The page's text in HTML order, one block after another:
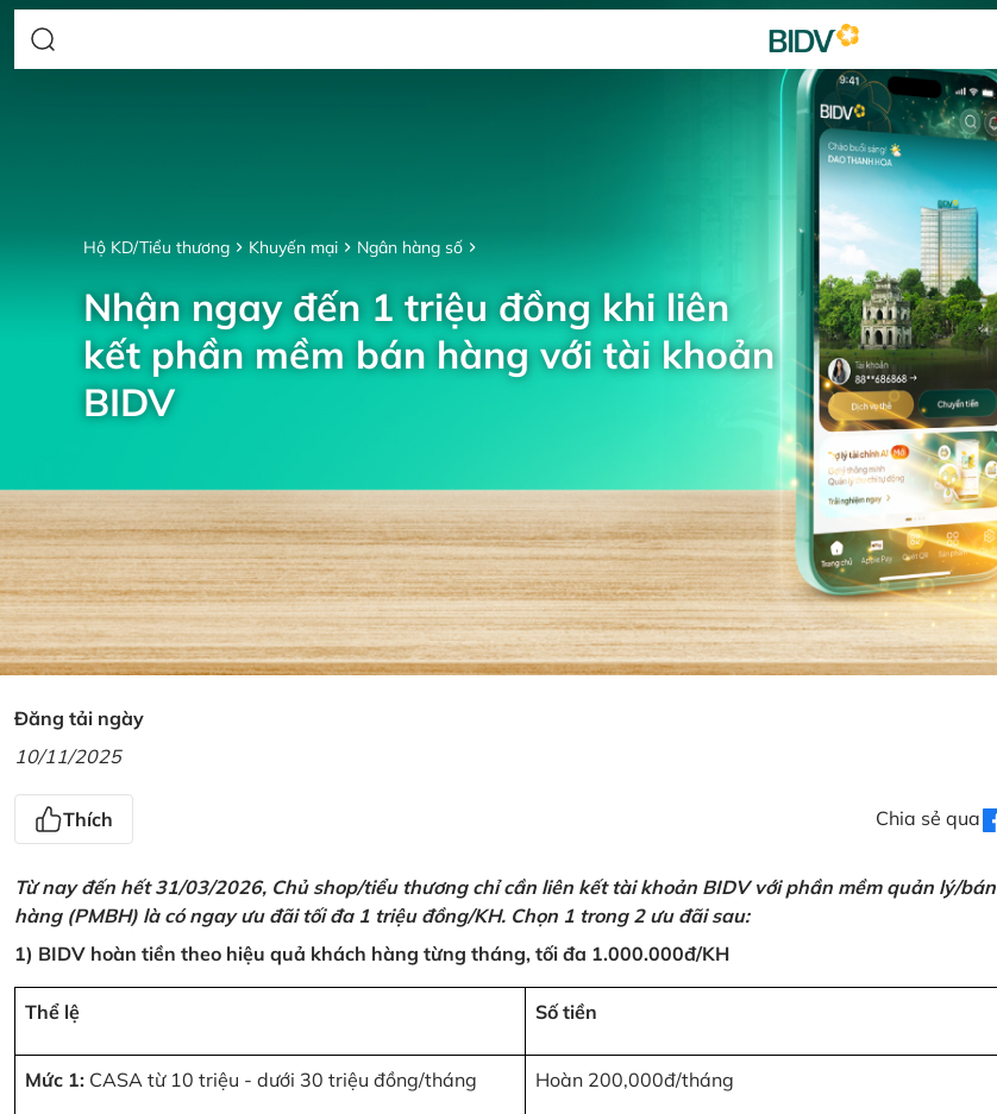
Hộ KD/Tiểu thương Khuyến mại Ngân hàng số
Nhận ngay đến 1 triệu đồng khi liên
kết phần mềm bán hàng với tài khoản
BIDV
Đăng tải ngày
10/11/2025
Thích Chia sẻ qua
Từ nay đến hết 31/03/2026, Chủ shop/tiểu thương chỉ cần liên kết tài khoản BIDV với phần mềm quản lý/bán
hàng (PMBH) là có ngay ưu đãi tối đa 1 triệu đồng/KH. Chọn 1 trong 2 ưu đãi sau:
1) BIDV hoàn tiền theo hiệu quả khách hàng từng tháng, tối đa 1.000.000đ/KH
Thể lệ Số tiền
Mức 1: CASA từ 10 triệu - dưới 30 triệu đồng/tháng Hoàn 200,000đ/tháng